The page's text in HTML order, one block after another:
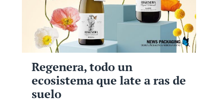
Regenera, todo un
ecosistema que late a ras de
suelo